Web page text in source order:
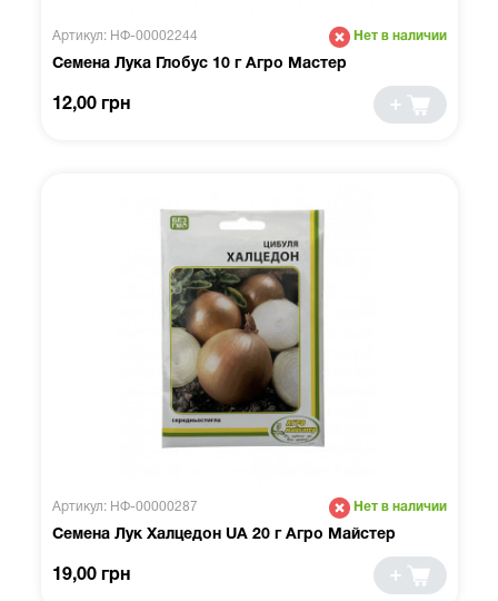
Артикул: НФ-00002244 Нет в наличии
Семена Лука Глобус 10 г Агро Мастер
12,00 грн
Артикул: НФ-00000287 Нет в наличии
Семена Лук Халцедон UA 20 г Агро Майстер
19,00 грн